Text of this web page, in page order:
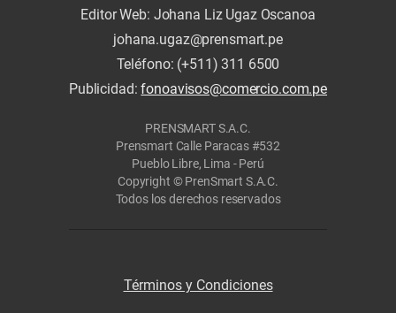
Editor Web: Johana Liz Ugaz Oscanoa
johana.ugaz@prensmart.pe
Teléfono: (+511) 311 6500
Publicidad:fonoavisos@comercio.com.pe
PRENSMART S.A.C.
Prensmart Calle Paracas #532
Pueblo Libre, Lima - Perú
Copyright © PrenSmart S.A.C.
Todos los derechos reservados
Términos y Condiciones